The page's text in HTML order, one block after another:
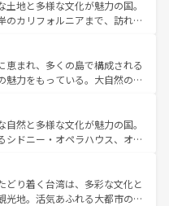
だけでなく町歩きも満喫する
が高いため物価も高いが、旅行
こともできる。 なお、新
ツ一覧 を参照してほしい。
地と多様な文化が魅力の国。
のカリフォルニアまで、訪れる
ショッピング、エンターテイ
なスポットだ。一方、アメリカ
グランドキャニオンやイエロー
音楽と美食が融合した独特の
カの各地域で異なる魅力を楽
豊かな歴史を感じることができ
着のアメリカ
照してほしい。
恵まれ、多くの島で構成される
魅力をもっている。大自然の神
定番の観光地といえばオアフ
ならマウイ島やカウアイ島が
ーンに輝く海をはじめ、豊かな
人々を迎えてくれるハワイの
ードやハワイアンミュージッ
ど、すべてがハワイの魅力を彩
然と多様な文化が魅力の国。
シドニー・オペラハウス、オー
びえるウルル（エアーズロッ
原生林やケアンズの熱帯雨林な
また、カフェやワイン、オージ
どり着く台湾は、多彩な文化と
光地。活気あふれる大都市の台